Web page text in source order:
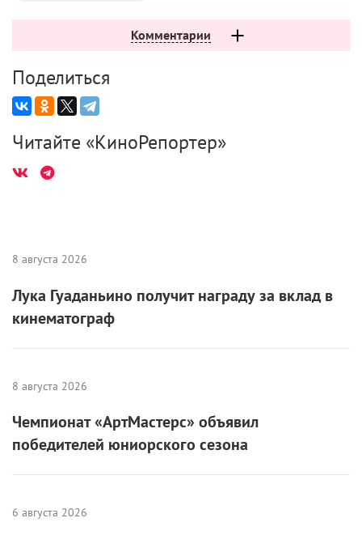
Комментарии
Поделиться
Читайте «КиноРепортер»